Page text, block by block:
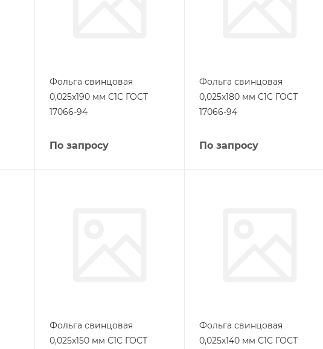
Фольга свинцовая
0,025х190 мм С1С ГОСТ
17066-94
По запросу
Фольга свинцовая
0,025х180 мм С1С ГОСТ
17066-94
По запросу
Фольга свинцовая
0,025х150 мм С1С ГОСТ
Фольга свинцовая
0,025х140 мм С1С ГОСТ